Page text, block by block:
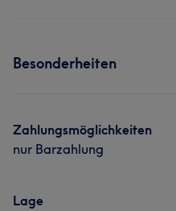
Besonderheiten
Zahlungsmöglichkeiten
nur Barzahlung
Lage